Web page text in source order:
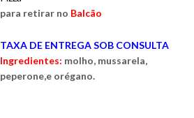
para retirar no Balcão
TAXA DE ENTREGA SOB CONSULTA
Ingredientes: molho, mussarela,
peperone,e orégano.